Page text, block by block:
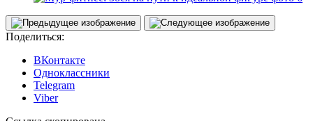
Поделиться:
ВКонтакте
Одноклассники
Telegram
Viber